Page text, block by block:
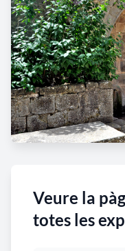
Veure la
totes les